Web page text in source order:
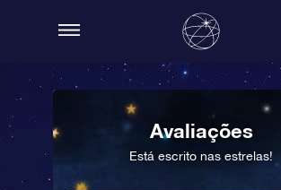
Avaliações
Está escrito nas estrelas!